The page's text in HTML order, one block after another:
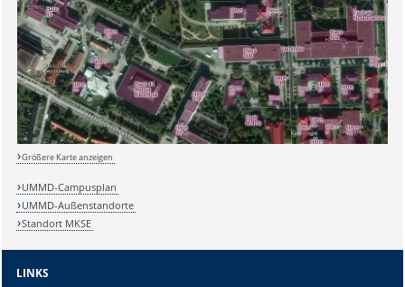
Sicherheitsabfrage:
Lösung:
Größere Karte anzeigen
UMMD-Campusplan
UMMD-Außenstandorte
Standort MKSE
LINKS